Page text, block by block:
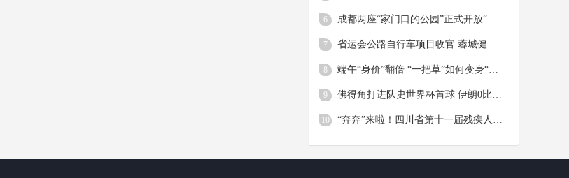
6 成都两座“家门口的公园”正式开放“扫码飞”
7 省运会公路自行车项目收官 蓉城健儿斩获两金两铜
8 端午“身价”翻倍 “一把草”如何变身“国潮花束”？
9 佛得角打进队史世界杯首球 伊朗0比0逼平10人比利时 西班牙4比0沙特，18岁亚马尔首球
10 “奔奔”来啦！四川省第十一届残疾人运动会暨第六届特殊奥林匹克运动会标志标识正式发布